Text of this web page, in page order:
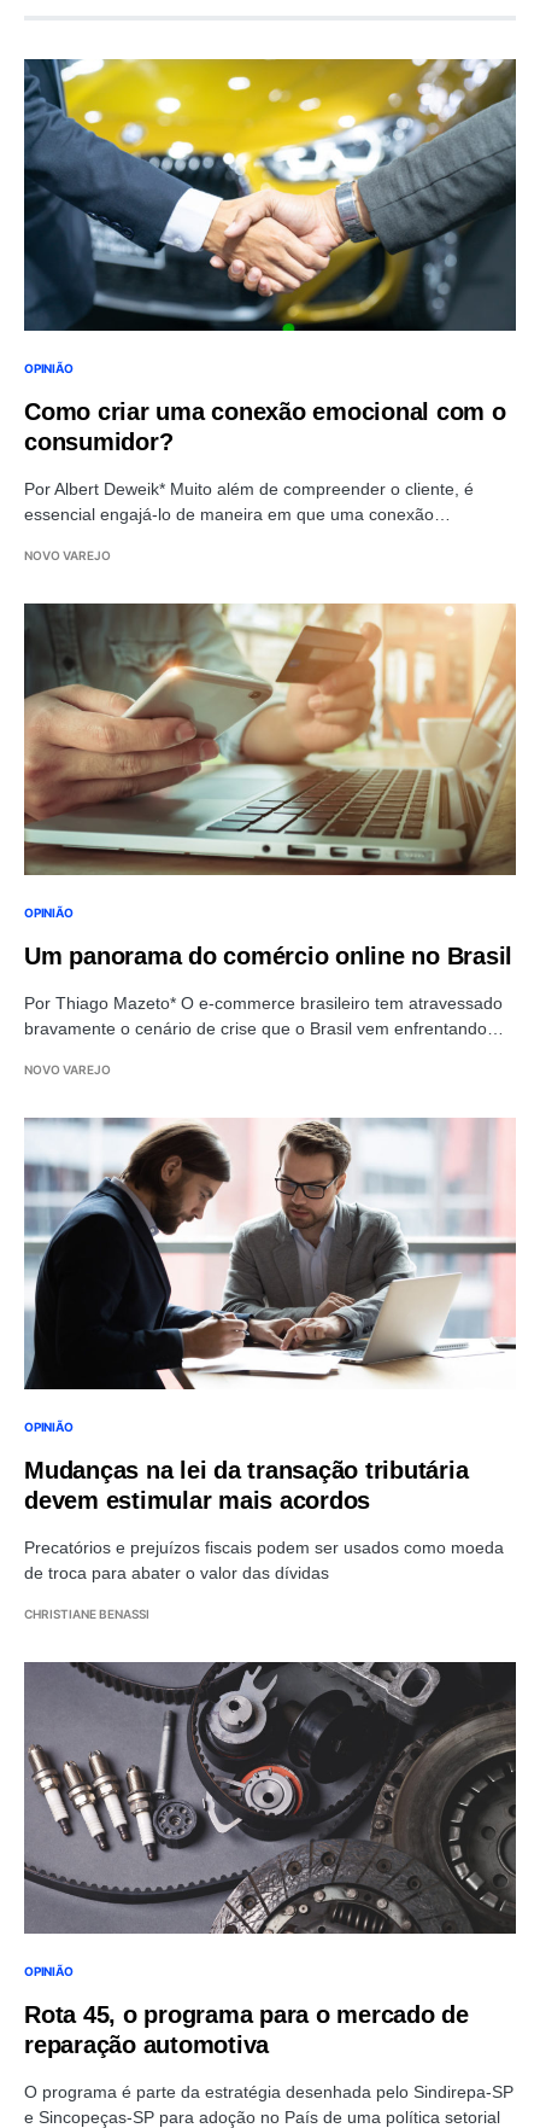
OPINIÃO
Como criar uma conexão emocional com o
consumidor?
Por Albert Deweik* Muito além de compreender o cliente, é
essencial engajá-lo de maneira em que uma conexão…
NOVO VAREJO
OPINIÃO
Um panorama do comércio online no Brasil
Por Thiago Mazeto* O e-commerce brasileiro tem atravessado
bravamente o cenário de crise que o Brasil vem enfrentando…
NOVO VAREJO
OPINIÃO
Mudanças na lei da transação tributária
devem estimular mais acordos
Precatórios e prejuízos fiscais podem ser usados como moeda
de troca para abater o valor das dívidas
CHRISTIANE BENASSI
OPINIÃO
Rota 45, o programa para o mercado de
reparação automotiva
O programa é parte da estratégia desenhada pelo Sindirepa-SP
e Sincopeças-SP para adoção no País de uma política setorial